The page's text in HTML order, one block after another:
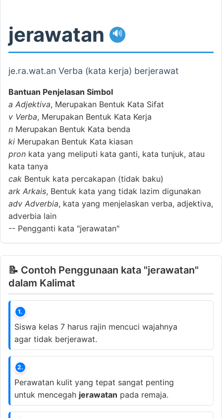
jerawatan 🔊
je.ra.wat.an Verba (kata kerja) berjerawat
Bantuan Penjelasan Simbol
a Adjektiva, Merupakan Bentuk Kata Sifat
v Verba, Merupakan Bentuk Kata Kerja
n Merupakan Bentuk Kata benda
ki Merupakan Bentuk Kata kiasan
pron kata yang meliputi kata ganti, kata tunjuk, atau
kata tanya
cak Bentuk kata percakapan (tidak baku)
ark Arkais, Bentuk kata yang tidak lazim digunakan
adv Adverbia, kata yang menjelaskan verba, adjektiva,
adverbia lain
-- Pengganti kata "jerawatan"
📝 Contoh Penggunaan kata "jerawatan"
dalam Kalimat
1.
Siswa kelas 7 harus rajin mencuci wajahnya
agar tidak berjerawat.
2.
Perawatan kulit yang tepat sangat penting
untuk mencegah jerawatan pada remaja.